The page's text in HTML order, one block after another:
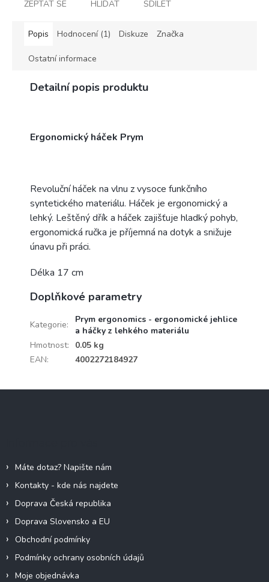
ZEPTAT SE HLÍDAT SDÍLET
Popis Hodnocení (1) Diskuze Značka
Ostatní informace
Detailní popis produktu
Ergonomický háček Prym
Revoluční háček na vlnu z vysoce funkčního
syntetického materiálu. Háček je ergonomický a
lehký. Leštěný dřík a háček zajišťuje hladký pohyb,
ergonomická ručka je příjemná na dotyk a snižuje
únavu při práci.
Délka 17 cm
Doplňkové parametry
Kategorie:
Prym ergonomics - ergonomické jehlice
a háčky z lehkého materiálu
Hmotnost:
0.05 kg
EAN: 4002272184927
Máte dotaz? Napište nám
Kontakty - kde nás najdete
Doprava Česká republika
Doprava Slovensko a EU
Obchodní podmínky
Podmínky ochrany osobních údajů
Moje objednávka